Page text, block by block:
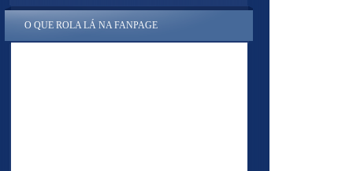
O QUE ROLA LÁ NA FANPAGE